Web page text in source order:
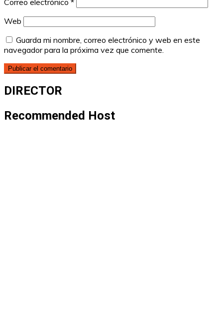
Correo electrónico *
Web
Guarda mi nombre, correo electrónico y web en este
navegador para la próxima vez que comente.
DIRECTOR
Recommended Host